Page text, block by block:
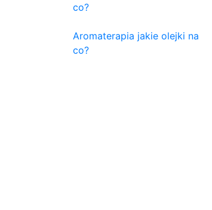
co?
Aromaterapia jakie olejki na
co?